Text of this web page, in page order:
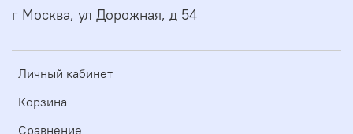
Личный кабинет
Корзина
Сравнение
г Москва, ул Дорожная, д 54